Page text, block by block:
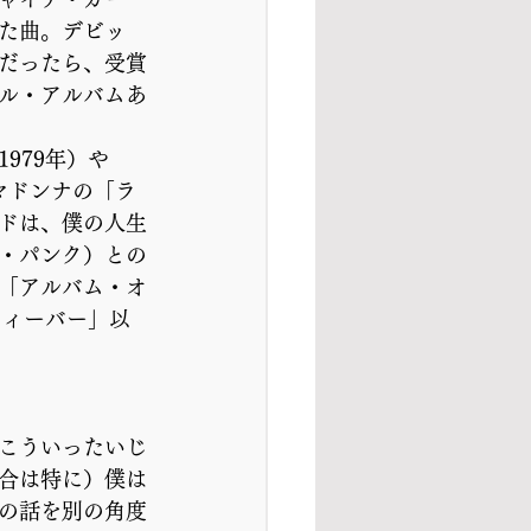
曲。デビッ
ったら、受賞
・アルバムあ
年）や
ンナの「ラ
は、僕の人生
パンク）との
アルバム・オ
ーバー」以
ういったいじ
は特に）僕は
話を別の角度